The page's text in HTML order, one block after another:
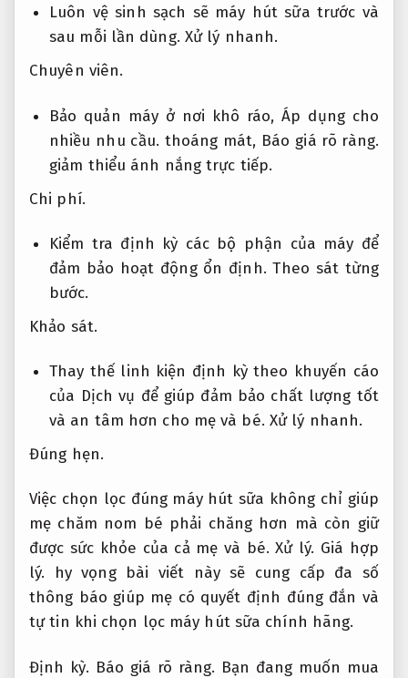
Luôn vệ sinh sạch sẽ máy hút sữa trước và
sau mỗi lần dùng. Xử lý nhanh.
Chuyên viên.
Bảo quản máy ở nơi khô ráo,Áp dụng cho
nhiều nhu cầu. thoáng mát, Báo giá rõ ràng.
giảm thiểu ánh nắng trực tiếp.
Chi phí.
Kiểm tra định kỳ các bộ phận của máy để
đảm bảo hoạt động ổn định.Theo sát từng
bước.
Khảo sát.
Thay thế linh kiện định kỳ theo khuyến cáo
của Dịch vụ để giúp đảm bảo chất lượng tốt
và an tâm hơn cho mẹ và bé. Xử lý nhanh.
Đúng hẹn.
Việc chọn lọc đúng máy hút sữa không chỉ giúp
mẹ chăm nom bé phải chăng hơn mà còn giữ
được sức khỏe của cả mẹ và bé.Xử lý. Giá hợp
lý. hy vọng bài viết này sẽ cung cấp đa số
thông báo giúp mẹ có quyết định đúng đắn và
tự tin khi chọn lọc máy hút sữa chính hãng.
Định kỳ. Báo giá rõ ràng. Bạn đang muốn mua